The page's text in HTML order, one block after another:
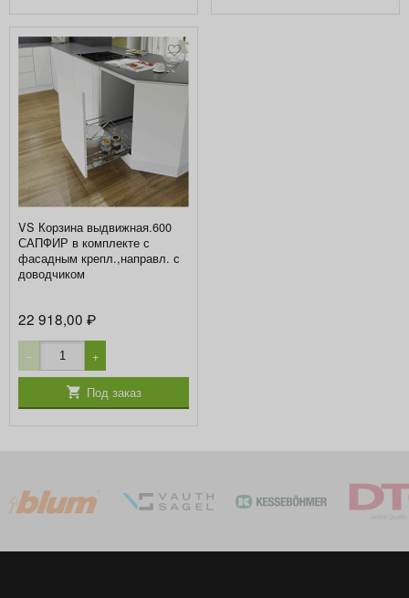
VS Корзина выдвижная.600
САПФИР в комплекте с
фасадным крепл.,направл. с
доводчиком
22 918,00₽
− +
Под заказ